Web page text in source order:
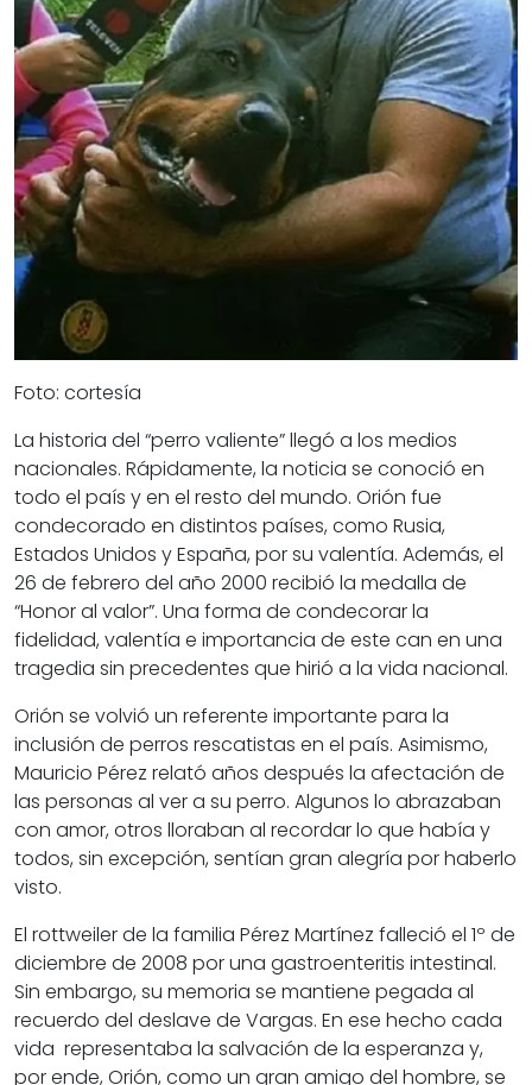
Foto: cortesía
La historia del “perro valiente” llegó a los medios
nacionales. Rápidamente, la noticia se conoció en
todo el país y en el resto del mundo. Orión fue
condecorado en distintos países, como Rusia,
Estados Unidos y España, por su valentía. Además, el
26 de febrero del año 2000 recibió la medalla de
“Honor al valor”. Una forma de condecorar la
fidelidad, valentía e importancia de este can en una
tragedia sin precedentes que hirió a la vida nacional.
Orión se volvió un referente importante para la
inclusión de perros rescatistas en el país. Asimismo,
Mauricio Pérez relató años después la afectación de
las personas al ver a su perro. Algunos lo abrazaban
con amor, otros lloraban al recordar lo que había y
todos, sin excepción, sentían gran alegría por haberlo
visto.
El rottweiler de la familia Pérez Martínez falleció el 1º de
diciembre de 2008 por una gastroenteritis intestinal.
Sin embargo, su memoria se mantiene pegada al
recuerdo del deslave de Vargas. En ese hecho cada
vida representaba la salvación de la esperanza y,
por ende, Orión, como un gran amigo del hombre, se